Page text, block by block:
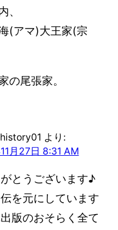
、
(アマ)大王家(宗
の尾張家。
より:
月27日 8:31 AM
とうございます♪
を元にしています
版のおそらく全て